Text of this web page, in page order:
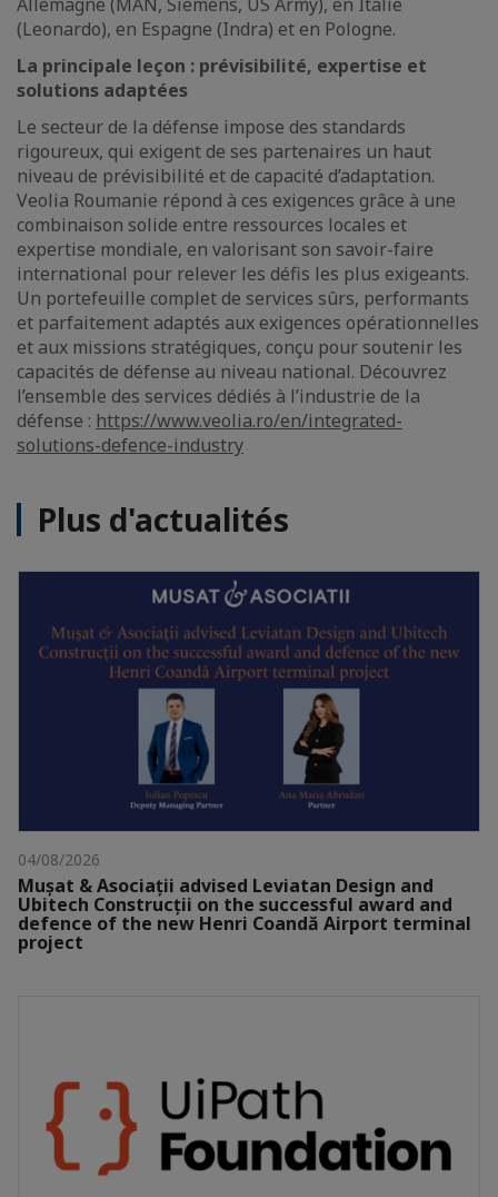
(Leonardo), en Espagne (Indra) et en Pologne.
La principale leçon : prévisibilité, expertise et
solutions adaptées
Le secteur de la défense impose des standards
rigoureux, qui exigent de ses partenaires un haut
niveau de prévisibilité et de capacité d’adaptation.
Veolia Roumanie répond à ces exigences grâce à une
combinaison solide entre ressources locales et
expertise mondiale, en valorisant son savoir-faire
international pour relever les défis les plus exigeants.
Un portefeuille complet de services sûrs, performants
et parfaitement adaptés aux exigences opérationnelles
et aux missions stratégiques, conçu pour soutenir les
capacités de défense au niveau national. Découvrez
l’ensemble des services dédiés à l’industrie de la
défense : https://www.veolia.ro/en/integrated-
solutions-defence-industry
Plus d'actualités
04/08/2026
Mușat & Asociații advised Leviatan Design and
Ubitech Construcții on the successful award and
defence of the new Henri Coandă Airport terminal
project